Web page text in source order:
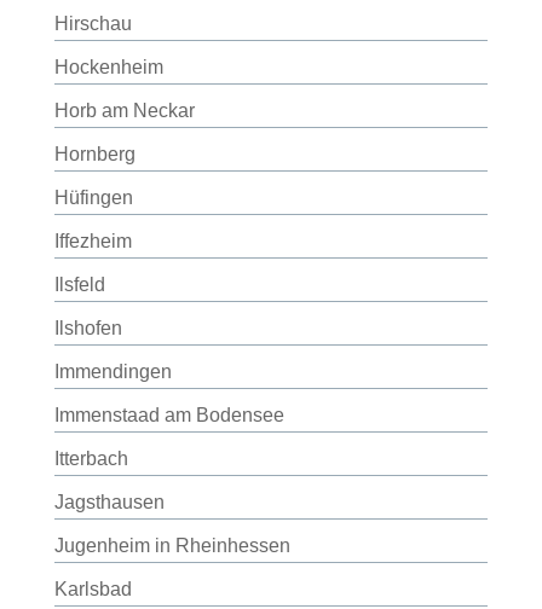
Hirschau
Hockenheim
Horb am Neckar
Hornberg
Hüfingen
Iffezheim
Ilsfeld
Ilshofen
Immendingen
Immenstaad am Bodensee
Itterbach
Jagsthausen
Jugenheim in Rheinhessen
Karlsbad